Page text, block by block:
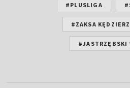
#PLUSLIGA
#ZAKSA
#JASTRZĘBSKI